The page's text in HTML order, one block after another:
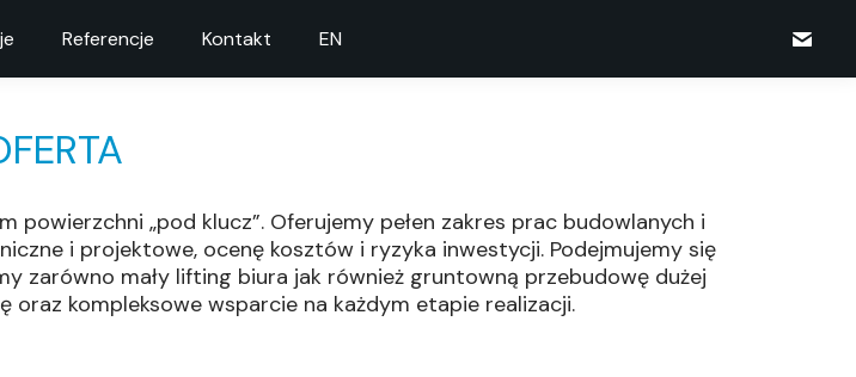
Referencje Kontakt EN
„pod klucz”. Oferujemy pełen zakres prac budowlanych i
i projektowe, ocenę kosztów i ryzyka inwestycji. Podejmujemy się
zarówno mały lifting biura jak również gruntowną przebudowę dużej
oraz kompleksowe wsparcie na każdym etapie realizacji.